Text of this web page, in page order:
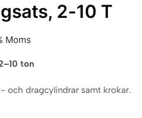
2-10 T
Moms
ton
och dragcylindrar samt krokar.